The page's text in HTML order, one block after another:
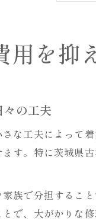
用を抑
の工夫
な工夫によって
す。特に茨城県
族で分担するこ
で、大がかりな